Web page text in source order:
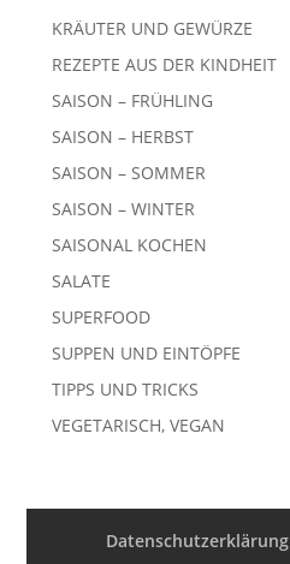
KRÄUTER UND GEWÜRZE
REZEPTE AUS DER KINDHEIT
SAISON – FRÜHLING
SAISON – HERBST
SAISON – SOMMER
SAISON – WINTER
SAISONAL KOCHEN
SALATE
SUPERFOOD
SUPPEN UND EINTÖPFE
TIPPS UND TRICKS
VEGETARISCH, VEGAN
Datenschutzerklärung